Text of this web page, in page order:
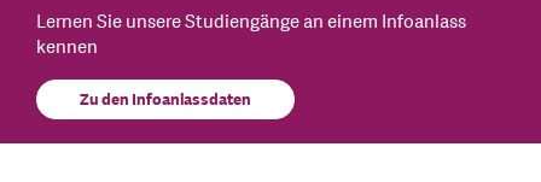
Lernen Sie unsere Studiengänge an einem Infoanlass
kennen
Zu den Infoanlassdaten